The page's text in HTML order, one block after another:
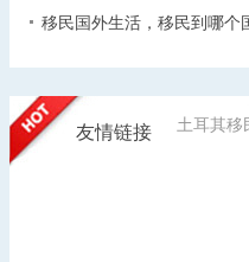
移民国外生活，移民到哪个
友情链接 土耳其移